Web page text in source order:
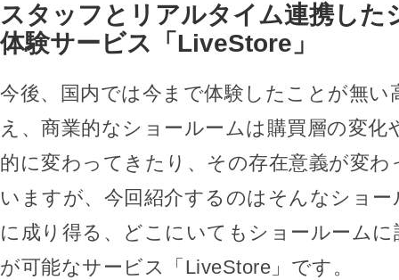
スタッフとリアルタイム連携した
体験サービス「LiveStore」
今後、国内では今まで体験したことが無い
え、商業的なショールームは購買層の変化
的に変わってきたり、その存在意義が変
いますが、今回紹介するのはそんなショ
に成り得る、どこにいてもショールーム
が可能なサービス「LiveStore」です。